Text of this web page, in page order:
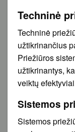
Techninė
Techninė
užtikrinančius
Priežiūros
užtikrinantys,
veiktų
Sistemos
Sistemos